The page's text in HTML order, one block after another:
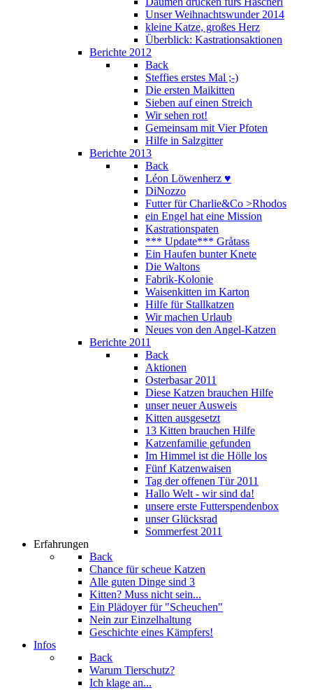
Unser Weihnachtswunder 2014
kleine Katze, großes Herz
Überblick: Kastrationsaktionen
Berichte 2012
Back
Steffies erstes Mal ;-)
Die ersten Maikitten
Sieben auf einen Streich
Wir sehen rot!
Gemeinsam mit Vier Pfoten
Hilfe in Salzgitter
Berichte 2013
Back
Léon Löwenherz ♥
DiNozzo
Futter für Charlie&Co >Rhodos
ein Engel hat eine Mission
Kastrationspaten
*** Update*** Gråtass
Ein Haufen bunter Knete
Die Waltons
Fabrik-Kolonie
Waisenkitten im Karton
Hilfe für Stallkatzen
Wir machen Urlaub
Neues von den Angel-Katzen
Berichte 2011
Back
Aktionen
Osterbasar 2011
Diese Katzen brauchen Hilfe
unser neuer Ausweis
Kitten ausgesetzt
13 Kitten brauchen Hilfe
Katzenfamilie gefunden
Im Himmel ist die Hölle los
Fünf Katzenwaisen
Tag der offenen Tür 2011
Hallo Welt - wir sind da!
unsere erste Futterspendenbox
unser Glücksrad
Sommerfest 2011
Erfahrungen
Back
Chance für scheue Katzen
Alle guten Dinge sind 3
Kitten? Muss nicht sein...
Ein Plädoyer für "Scheuchen"
Nein zur Einzelhaltung
Geschichte eines Kämpfers!
Infos
Back
Warum Tierschutz?
Ich klage an...